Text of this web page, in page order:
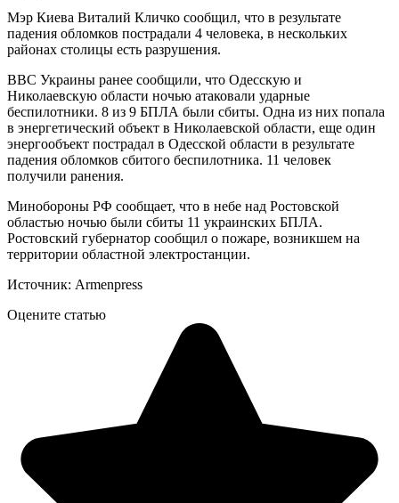
Мэр Киева Виталий Кличко сообщил, что в результате
падения обломков пострадали 4 человека, в нескольких
районах столицы есть разрушения.
ВВС Украины ранее сообщили, что Одесскую и
Николаевскую области ночью атаковали ударные
беспилотники. 8 из 9 БПЛА были сбиты. Одна из них попала
в энергетический объект в Николаевской области, еще один
энергообъект пострадал в Одесской области в результате
падения обломков сбитого беспилотника. 11 человек
получили ранения.
Минобороны РФ сообщает, что в небе над Ростовской
областью ночью были сбиты 11 украинских БПЛА.
Ростовский губернатор сообщил о пожаре, возникшем на
территории областной электростанции.
Источник: Armenpress
Оцените статью